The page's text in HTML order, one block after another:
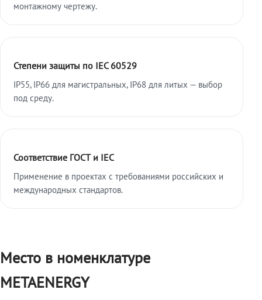
монтажному чертежу.
Степени защиты по IEC 60529
IP55, IP66 для магистральных, IP68 для литых — выбор
под среду.
Соответствие ГОСТ и IEC
Применение в проектах с требованиями российских и
международных стандартов.
Место в номенклатуре
METAENERGY